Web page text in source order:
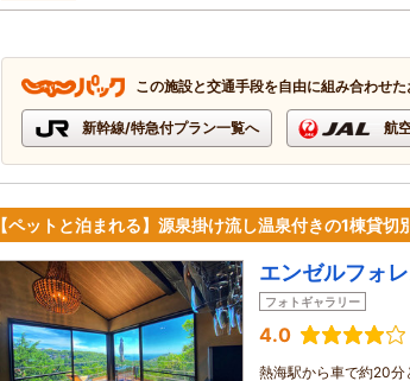
この施設と交通手段を自由に組み合わせ
新幹線/特急付プラン一覧へ 航
【ペットと泊まれる】源泉掛け流し温泉付きの1棟貸切
エンゼルフォ
フォトギャラリー
4.0
熱海駅から車で約20